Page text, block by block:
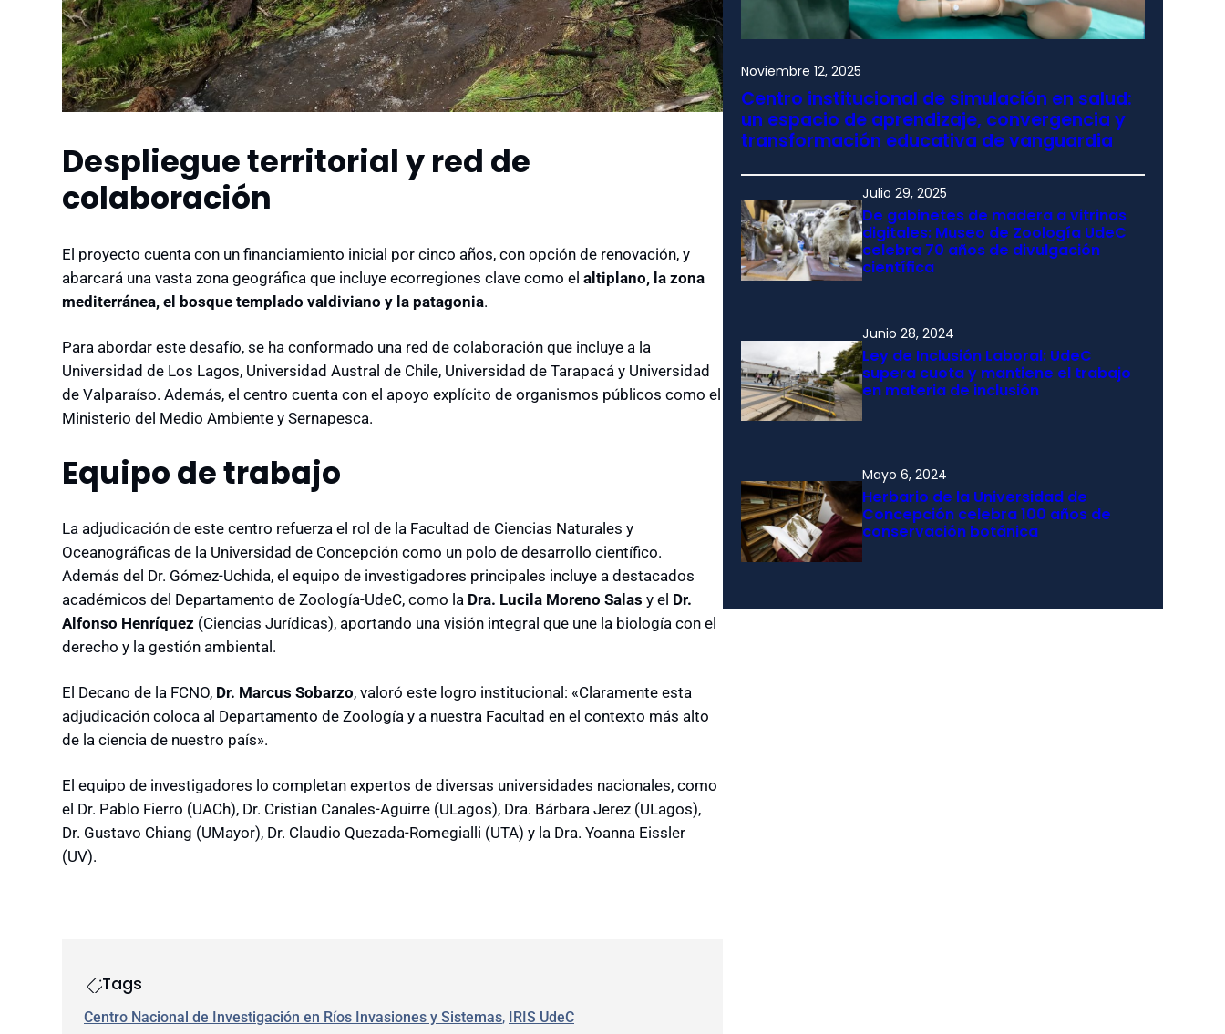
Despliegue territorial y red de
colaboración
El proyecto cuenta con un financiamiento inicial por cinco años, con opción de renovación, y
abarcará una vasta zona geográfica que incluye ecorregiones clave como el altiplano, la zona
mediterránea, el bosque templado valdiviano y la patagonia.
Para abordar este desafío, se ha conformado una red de colaboración que incluye a la
Universidad de Los Lagos, Universidad Austral de Chile, Universidad de Tarapacá y Universidad
de Valparaíso. Además, el centro cuenta con el apoyo explícito de organismos públicos como el
Ministerio del Medio Ambiente y Sernapesca.
Equipo de trabajo
La adjudicación de este centro refuerza el rol de la Facultad de Ciencias Naturales y
Oceanográficas de la Universidad de Concepción como un polo de desarrollo científico.
Además del Dr. Gómez-Uchida, el equipo de investigadores principales incluye a destacados
académicos del Departamento de Zoología-UdeC, como la Dra. Lucila Moreno Salas y el Dr.
Alfonso Henríquez (Ciencias Jurídicas), aportando una visión integral que une la biología con el
derecho y la gestión ambiental.
El Decano de la FCNO, Dr. Marcus Sobarzo, valoró este logro institucional: «Claramente esta
adjudicación coloca al Departamento de Zoología y a nuestra Facultad en el contexto más alto
de la ciencia de nuestro país».
El equipo de investigadores lo completan expertos de diversas universidades nacionales, como
el Dr. Pablo Fierro (UACh), Dr. Cristian Canales-Aguirre (ULagos), Dra. Bárbara Jerez (ULagos),
Dr. Gustavo Chiang (UMayor), Dr. Claudio Quezada-Romegialli (UTA) y la Dra. Yoanna Eissler
(UV).
Tags
Centro Nacional de Investigación en Ríos Invasiones y Sistemas, IRIS UdeC
Noviembre 12, 2025
Centro institucional de simulación en salud:
un espacio de aprendizaje, convergencia y
transformación educativa de vanguardia
Julio 29, 2025
De gabinetes de madera a vitrinas
digitales: Museo de Zoología UdeC
celebra 70 años de divulgación
científica
Junio 28, 2024
Ley de Inclusión Laboral: UdeC
supera cuota y mantiene el trabajo
en materia de inclusión
Mayo 6, 2024
Herbario de la Universidad de
Concepción celebra 100 años de
conservación botánica